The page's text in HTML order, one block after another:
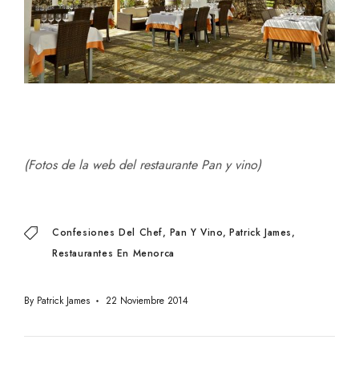
(Fotos de la web del restaurante Pan y vino)
Confesiones Del Chef Pan Y Vino Patrick James
Restaurantes En Menorca
By Patrick James 22 Noviembre 2014